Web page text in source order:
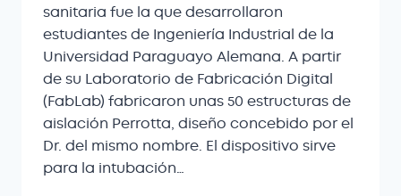
sanitaria fue la que desarrollaron
estudiantes de Ingeniería Industrial de la
Universidad Paraguayo Alemana. A partir
de su Laboratorio de Fabricación Digital
(FabLab) fabricaron unas 50 estructuras de
aislación Perrotta, diseño concebido por el
Dr. del mismo nombre. El dispositivo sirve
para la intubación…